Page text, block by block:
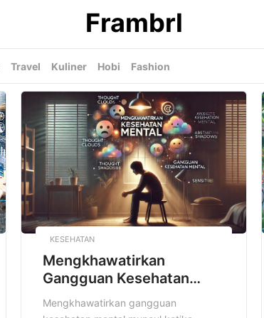
Frambrl
Travel Kuliner Hobi Fashion
KESEHATAN
Mengkhawatirkan
Gangguan Kesehatan
Mental
Mengkhawatirkan gangguan